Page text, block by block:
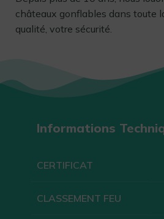
châteaux gonflables dans toute
qualité, votre sécurité.
Informations
CERTIFICAT
CLASSEMENT FEU